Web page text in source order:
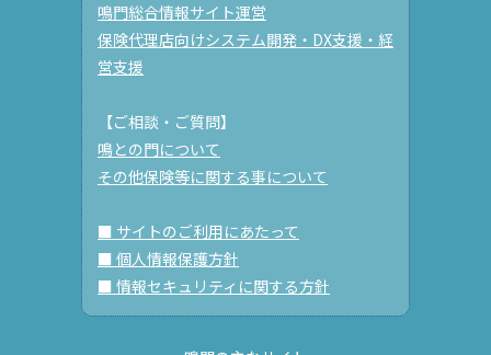
鳴門総合情報サイト運営
保険代理店向けシステム開発・DX支援・経
営支援
【ご相談・ご質問】
鳴との門について
その他保険等に関する事について
■ サイトのご利用にあたって
■ 個人情報保護方針
■ 情報セキュリティに関する方針